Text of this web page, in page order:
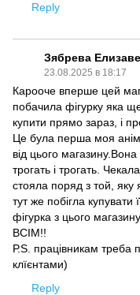
Reply
Зябрева
23.08.2025 в 18:17
Карооче вперше цей
побачила фігурку яка
купити прямо зараз, і
Це була перша моя
від цього
трогать і трогать.
стояла поряд з той,
тут же побігла
фігурка з цього
ВСІМ!!
Р.S. працівникам треба
клїєнтами)
Reply